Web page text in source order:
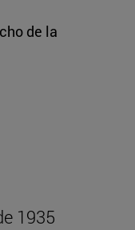
de la
1935